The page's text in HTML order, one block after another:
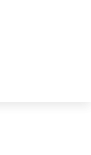
Sama Teknologi